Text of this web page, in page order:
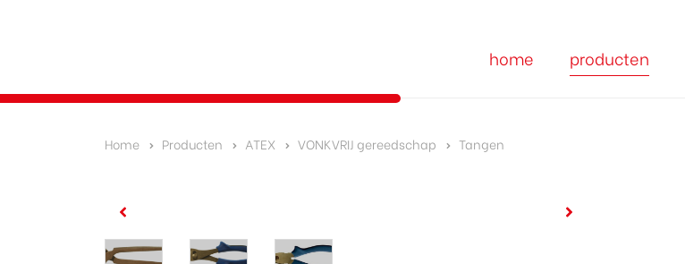
home producten
Home Producten ATEX VONKVRIJ gereedschap Tangen